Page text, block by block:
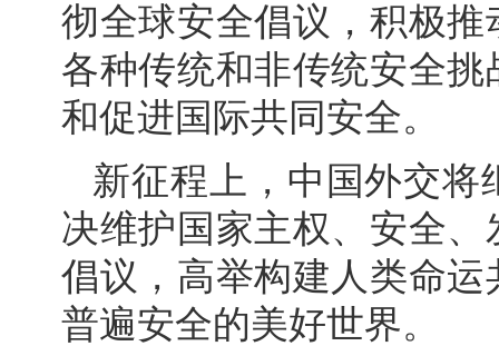
彻全球安全倡议，积极
各种传统和非传统安全
和促进国际共同安全。
新征程上，中国外交
决维护国家主权、安全
倡议，高举构建人类命
普遍安全的美好世界。